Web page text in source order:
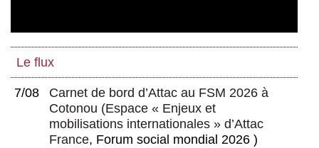
Le flux
7/08
Carnet de bord d’Attac au FSM 2026 à
Cotonou (Espace « Enjeux et
mobilisations internationales » d’Attac
France, Forum social mondial 2026 )